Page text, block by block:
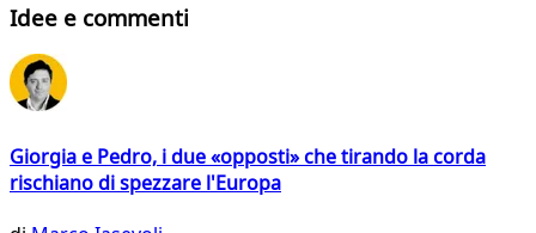
Idee e commenti
Giorgia e Pedro, i due «opposti» che tirando la corda
rischiano di spezzare l'Europa